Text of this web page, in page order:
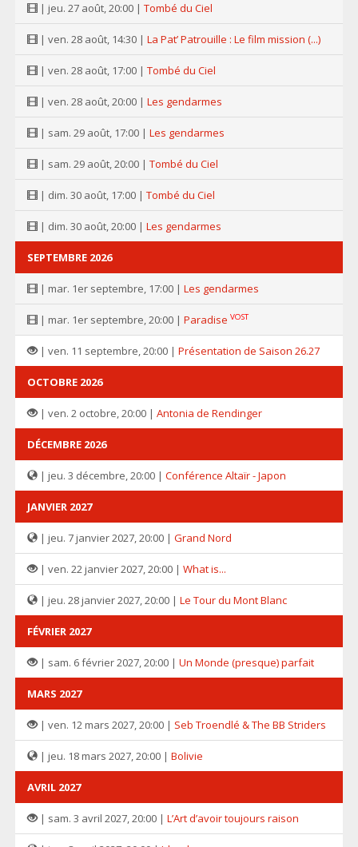
| jeu. 27 août, 20:00 | Tombé du Ciel
| ven. 28 août, 14:30 | La Pat’ Patrouille : Le film mission (...)
| ven. 28 août, 17:00 | Tombé du Ciel
| ven. 28 août, 20:00 | Les gendarmes
| sam. 29 août, 17:00 | Les gendarmes
| sam. 29 août, 20:00 | Tombé du Ciel
| dim. 30 août, 17:00 | Tombé du Ciel
| dim. 30 août, 20:00 | Les gendarmes
SEPTEMBRE 2026
| mar. 1er septembre, 17:00 | Les gendarmes
| mar. 1er septembre, 20:00 | Paradise VOST
| ven. 11 septembre, 20:00 | Présentation de Saison 26.27
OCTOBRE 2026
| ven. 2 octobre, 20:00 | Antonia de Rendinger
DÉCEMBRE 2026
| jeu. 3 décembre, 20:00 | Conférence Altaïr - Japon
JANVIER 2027
| jeu. 7 janvier 2027, 20:00 | Grand Nord
| ven. 22 janvier 2027, 20:00 | What is...
| jeu. 28 janvier 2027, 20:00 | Le Tour du Mont Blanc
FÉVRIER 2027
| sam. 6 février 2027, 20:00 | Un Monde (presque) parfait
MARS 2027
| ven. 12 mars 2027, 20:00 | Seb Troendlé & The BB Striders
| jeu. 18 mars 2027, 20:00 | Bolivie
AVRIL 2027
| sam. 3 avril 2027, 20:00 | L’Art d’avoir toujours raison